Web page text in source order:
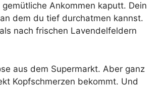
Ankommen kaputt. Dein
dem du tief durchatmen kannst.
nach frischen Lavendelfeldern
aus dem Supermarkt. Aber ganz
Kopfschmerzen bekommt. Und